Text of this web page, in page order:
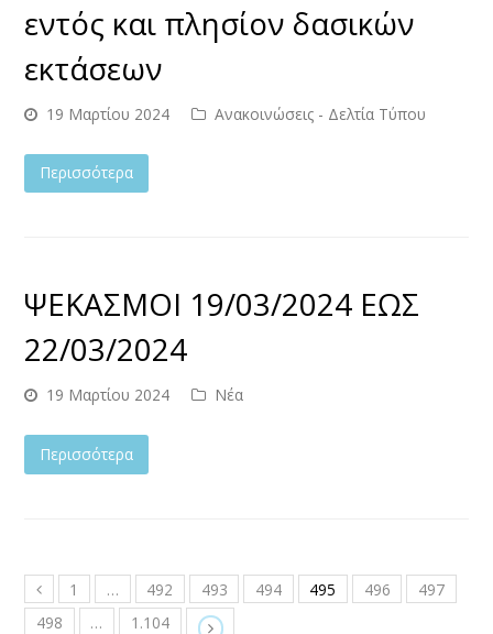
εντός και πλησίον δασικών
εκτάσεων
19 Μαρτίου 2024 Ανακοινώσεις - Δελτία Τύπου
Περισσότερα
ΨΕΚΑΣΜΟΙ 19/03/2024 ΕΩΣ
22/03/2024
19 Μαρτίου 2024 Νέα
Περισσότερα
1 … 492 493 494 495 496
497
498
… 1.104